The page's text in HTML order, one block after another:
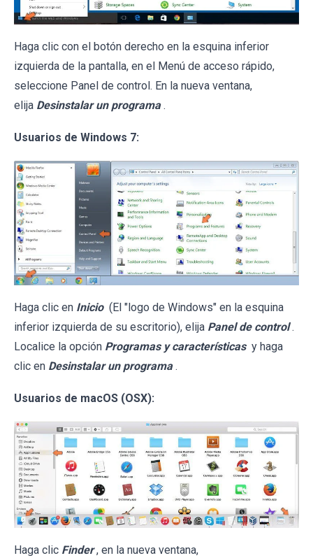
Haga clic con el botón derecho en la esquina inferior
izquierda de la pantalla, en el Menú de acceso rápido,
seleccione Panel de control. En la nueva ventana,
elija Desinstalar un programa .
Usuarios de Windows 7:
Haga clic en Inicio (El "logo de Windows" en la esquina
inferior izquierda de su escritorio), elija Panel de control .
Localice la opción Programas y características y haga
clic en Desinstalar un programa .
Usuarios de macOS (OSX):
Haga clic Finder , en la nueva ventana,